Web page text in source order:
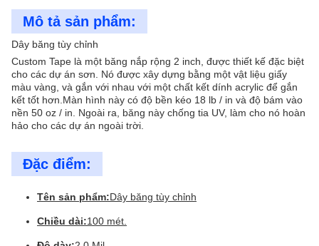
Mô tả sản phẩm:
Dây băng tùy chỉnh
Custom Tape là một băng nắp rộng 2 inch, được thiết kế đặc biệt
cho các dự án sơn. Nó được xây dựng bằng một vật liệu giấy
màu vàng, và gắn với nhau với một chất kết dính acrylic để gắn
kết tốt hơn.Màn hình này có độ bền kéo 18 lb / in và độ bám vào
nền 50 oz / in. Ngoài ra, băng này chống tia UV, làm cho nó hoàn
hảo cho các dự án ngoài trời.
Đặc điểm:
Tên sản phẩm:Dây băng tùy chỉnh
Chiều dài:100 mét.